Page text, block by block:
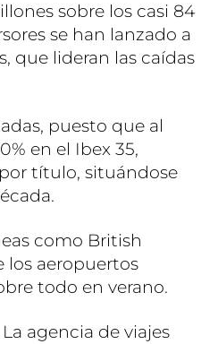
sobre los casi 84
se han lanzado a
que lideran las caídas
puesto que al
en el Ibex 35,
título, situándose
como British
los aeropuertos
todo en verano.
agencia de viajes